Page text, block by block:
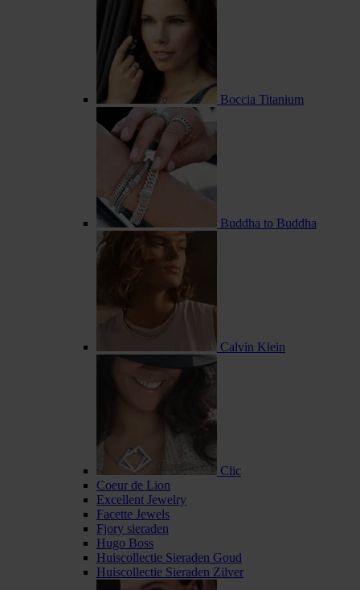
Boccia Titanium
Buddha to Buddha
Calvin Klein
Clic
Coeur de Lion
Excellent Jewelry
Facette Jewels
Fjory sieraden
Hugo Boss
Huiscollectie Sieraden Goud
Huiscollectie Sieraden Zilver